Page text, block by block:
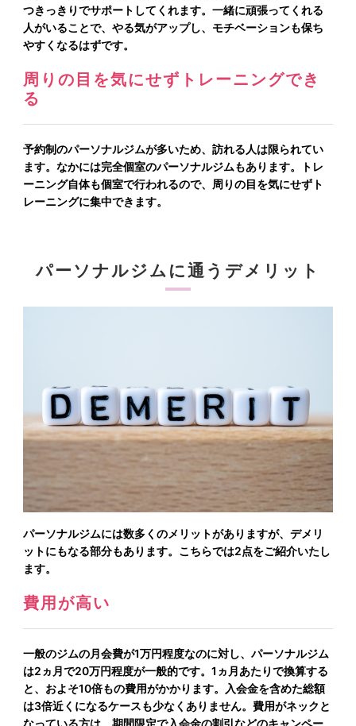
つきっきりでサポートしてくれます。一緒に頑張ってくれる
人がいることで、やる気がアップし、モチベーションも保ち
やすくなるはずです。
周りの目を気にせずトレーニングでき
る
予約制のパーソナルジムが多いため、訪れる人は限られてい
ます。なかには完全個室のパーソナルジムもあります。トレ
ーニング自体も個室で行われるので、周りの目を気にせずト
レーニングに集中できます。
パーソナルジムに通うデメリット
パーソナルジムには数多くのメリットがありますが、デメリ
ットにもなる部分もあります。こちらでは2点をご紹介いたし
ます。
費用が高い
一般のジムの月会費が1万円程度なのに対し、パーソナルジム
は2ヵ月で20万円程度が一般的です。1ヵ月あたりで換算する
と、およそ10倍もの費用がかかります。入会金を含めた総額
は3倍近くになるケースも少なくありません。費用がネックと
なっている方は、期間限定で入会金の割引などのキャンペー